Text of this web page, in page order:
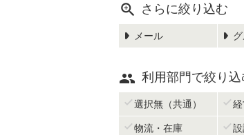
 さらに絞り込む
メール
 利用部門で絞り込
 選択無（共通） 
 物流・在庫 